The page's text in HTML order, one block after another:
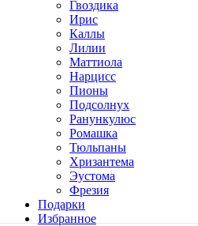
Гвоздика
Ирис
Каллы
Лилии
Маттиола
Нарцисс
Пионы
Подсолнух
Ранункулюс
Ромашка
Тюльпаны
Хризантема
Эустома
Фрезия
Подарки
Избранное